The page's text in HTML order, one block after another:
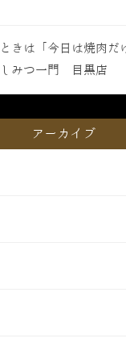
きは「今日は焼肉だ
みつ一門 目黒店
アーカイブ